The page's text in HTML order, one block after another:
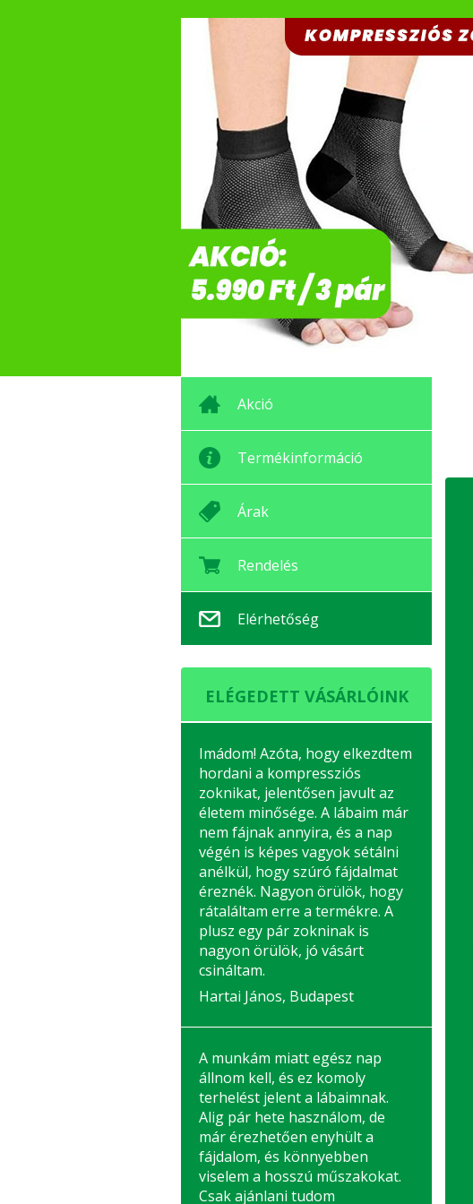
Akció
Termékinformáció
Árak
Rendelés
Elérhetőség
ELÉGEDETT VÁSÁRLÓINK
Imádom! Azóta, hogy elkezdtem
hordani a kompressziós
zoknikat, jelentősen javult az
életem minősége. A lábaim már
nem fájnak annyira, és a nap
végén is képes vagyok sétálni
anélkül, hogy szúró fájdalmat
éreznék. Nagyon örülök, hogy
rátaláltam erre a termékre. A
plusz egy pár zokninak is
nagyon örülök, jó vásárt
csináltam.
Hartai János, Budapest
A munkám miatt egész nap
állnom kell, és ez komoly
terhelést jelent a lábaimnak.
Alig pár hete használom, de
már érezhetően enyhült a
fájdalom, és könnyebben
viselem a hosszú műszakokat.
Csak ajánlani tudom